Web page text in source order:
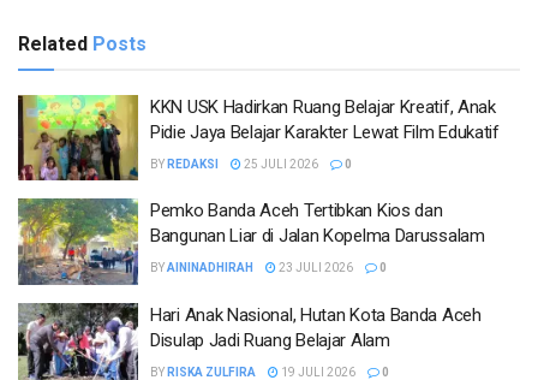
Related Posts
KKN USK Hadirkan Ruang Belajar Kreatif, Anak
Pidie Jaya Belajar Karakter Lewat Film Edukatif
BY REDAKSI 25 JULI 2026 0
Pemko Banda Aceh Tertibkan Kios dan
Bangunan Liar di Jalan Kopelma Darussalam
BYAININADHIRAH 23 JULI 2026 0
Hari Anak Nasional, Hutan Kota Banda Aceh
Disulap Jadi Ruang Belajar Alam
BY RISKA ZULFIRA 19 JULI 2026 0